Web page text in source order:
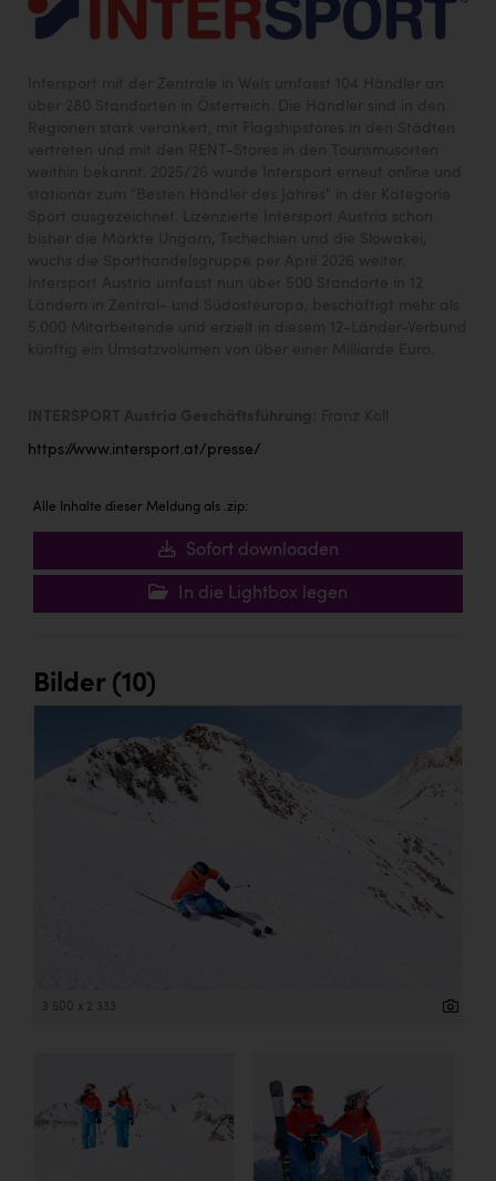
https://www.intersport.at/presse/
Alle Inhalte dieser Meldung als .zip:
Sofort downloaden
In die Lightbox legen
Bilder (10)
3 500 x 2 333